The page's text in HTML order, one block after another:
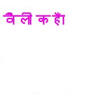
कहाँ